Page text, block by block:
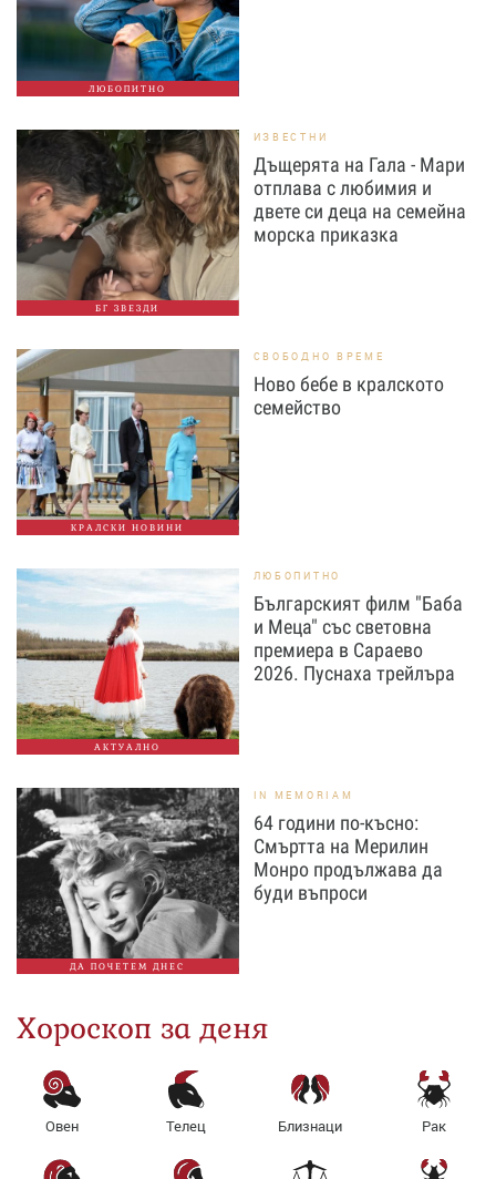
ЛЮБОПИТНО
БГ ЗВЕЗДИ
ИЗВЕСТНИ
Дъщерята на Гала - Мари
отплава с любимия и
двете си деца на семейна
морска приказка
КРАЛСКИ НОВИНИ
СВОБОДНО ВРЕМЕ
Ново бебе в кралското
семейство
АКТУАЛНО
ЛЮБОПИТНО
Българският филм "Баба
и Меца" със световна
премиера в Сараево
2026. Пуснаха трейлъра
ДА ПОЧЕТЕМ ДНЕС
IN MEMORIAM
64 години по-късно:
Смъртта на Мерилин
Монро продължава да
буди въпроси
Хороскоп за деня
Овен Телец Близнаци Рак